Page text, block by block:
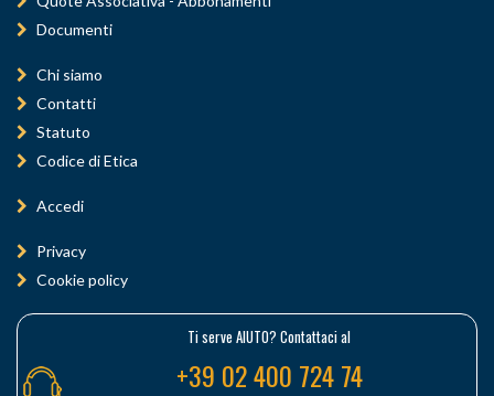
Documenti
Chi siamo
Contatti
Statuto
Codice di Etica
Accedi
Privacy
Cookie policy
Ti serve AIUTO? Contattaci al
+39 02 400 724 74